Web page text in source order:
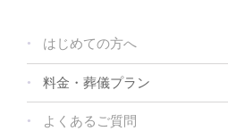
はじめての方へ
料金・葬儀プラン
よくあるご質問